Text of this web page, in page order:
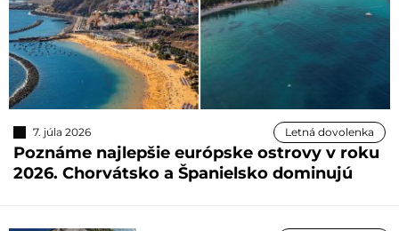
7. júla 2026 Letná dovolenka
Poznáme najlepšie európske ostrovy v roku
2026. Chorvátsko a Španielsko dominujú